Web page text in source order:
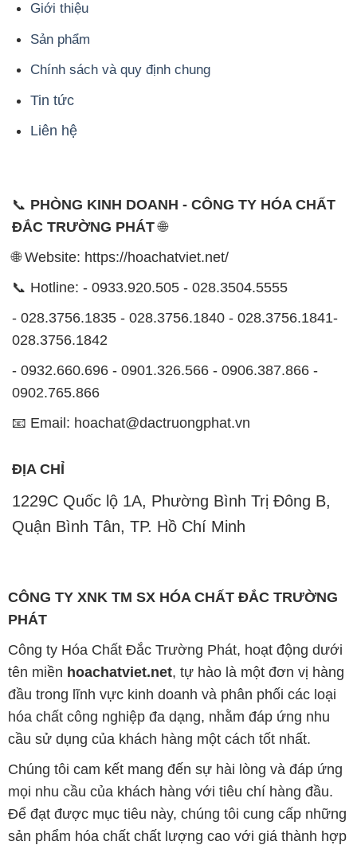
Giới thiệu
Sản phẩm
Chính sách và quy định chung
Tin tức
Liên hệ
📞 PHÒNG KINH DOANH - CÔNG TY HÓA CHẤT
ĐẮC TRƯỜNG PHÁT🌐
🌐 Website: https://hoachatviet.net/
📞 Hotline: - 0933.920.505 - 028.3504.5555
- 028.3756.1835 - 028.3756.1840 - 028.3756.1841-
028.3756.1842
- 0932.660.696 - 0901.326.566 - 0906.387.866 -
0902.765.866
📧 Email: hoachat@dactruongphat.vn
ĐỊA CHỈ
1229C Quốc lộ 1A, Phường Bình Trị Đông B,
Quận Bình Tân, TP. Hồ Chí Minh
CÔNG TY XNK TM SX HÓA CHẤT ĐẮC TRƯỜNG
PHÁT
Công ty Hóa Chất Đắc Trường Phát, hoạt động dưới
tên miền hoachatviet.net, tự hào là một đơn vị hàng
đầu trong lĩnh vực kinh doanh và phân phối các loại
hóa chất công nghiệp đa dạng, nhằm đáp ứng nhu
cầu sử dụng của khách hàng một cách tốt nhất.
Chúng tôi cam kết mang đến sự hài lòng và đáp ứng
mọi nhu cầu của khách hàng với tiêu chí hàng đầu.
Để đạt được mục tiêu này, chúng tôi cung cấp những
sản phẩm hóa chất chất lượng cao với giá thành hợp